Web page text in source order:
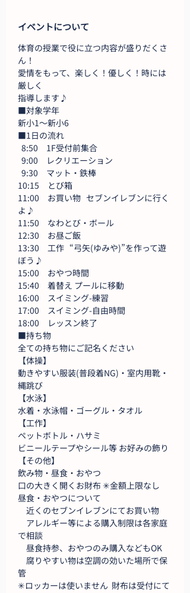
イベントについて
体育の授業で役に立つ内容が盛りだくさ
ん！
愛情をもって、楽しく！優しく！時には
厳しく
指導します♪
■対象学年
新小1～新小6
■1日の流れ
8:50　1F受付前集合
9:00　レクリエーション
9:30　マット・鉄棒
10:15　とび箱
11:00　お買い物   セブンイレブンに行く
よ♪
11:50　なわとび・ボール
12:30　お昼ご飯
13:30　工作   “弓矢(ゆみや)”を作って遊
ぼう♪
16:00　スイミング-練習
17:00　スイミング-自由時間
18:00　レッスン終了
■持ち物
全ての持ち物にご記名ください
【体操】
動きやすい服装(普段着NG)・室内用靴・
縄跳び
【水泳】
水着・水泳帽・ゴーグル・タオル
【工作】
ペットボトル・ハサミ
ビニールテープやシール等 お好みの飾り
【その他】
飲み物・昼食・おやつ
口の大きく開くお財布 ✳︎金額上限なし
昼食・おやつについて
近くのセブンイレブンにてお買い物
アレルギー等による購入制限は各家庭
で相談
昼食持参、おやつのみ購入などもOK
腐りやすい物は空調の効いた場所で保
管
✳︎ロッカーは使いません  財布は受付にて